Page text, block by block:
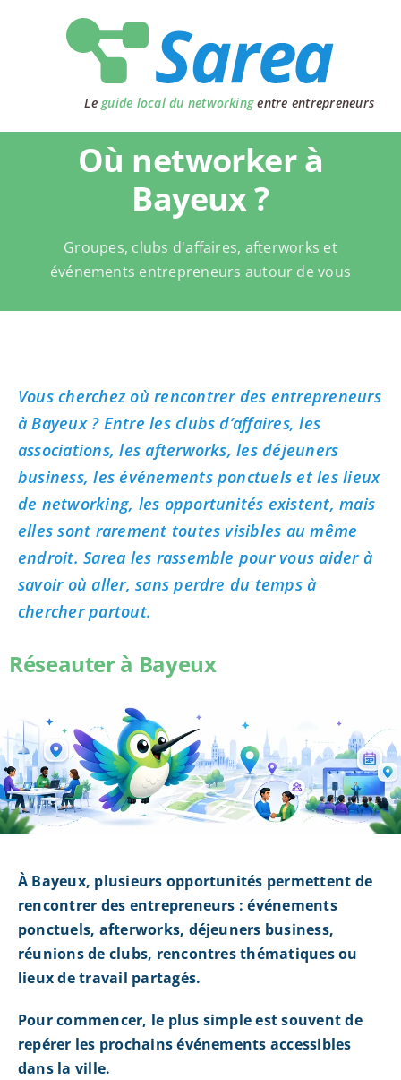
Le guide local du networkingentre entrepreneurs
Où networker à
Bayeux ?
Groupes, clubs d'affaires, afterworks et
événements entrepreneurs autour de vous
Vous cherchez où rencontrer des entrepreneurs
à Bayeux ? Entre les clubs d’affaires, les
associations, les afterworks, les déjeuners
business, les événements ponctuels et les lieux
de networking, les opportunités existent, mais
elles sont rarement toutes visibles au même
endroit. Sarea les rassemble pour vous aider à
savoir où aller, sans perdre du temps à
chercher partout.
Réseauter à Bayeux
À Bayeux, plusieurs opportunités permettent de
rencontrer des entrepreneurs : événements
ponctuels, afterworks, déjeuners business,
réunions de clubs, rencontres thématiques ou
lieux de travail partagés.
Pour commencer, le plus simple est souvent de
repérer les prochains événements accessibles
dans la ville.